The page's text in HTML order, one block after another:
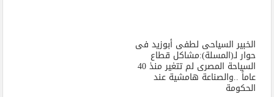
الخبير السياحى لطفى أبوزيد فى
حوار لـ(المسلة):مشاكل قطاع
السياحة المصرى لم تتغير منذ 40
عاماً ..والصناعة هامشية عند
الحكومة